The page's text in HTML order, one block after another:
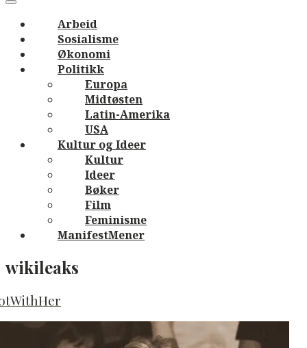
navigation
Menu
Arbeid
Sosialisme
Økonomi
Politikk
Europa
Midtøsten
Latin-Amerika
USA
Kultur og Ideer
Kultur
Ideer
Bøker
Film
Feminisme
ManifestMener
wikileaks